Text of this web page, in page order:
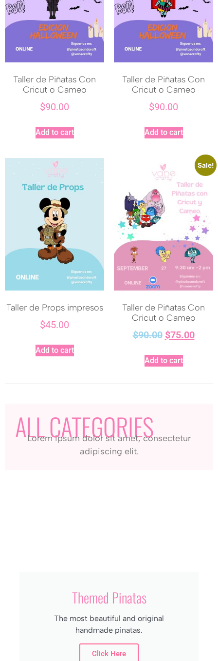
Taller de Piñatas Con
Cricut o Cameo
$90.00
Add to cart
Taller de Piñatas Con
Cricut o Cameo
$90.00
Add to cart
Taller de Props impresos
$45.00
Add to cart
Sale!
Taller de Piñatas Con
Cricut o Cameo
$90.00 $75.00
Add to cart
ALL CATEGORIES
Lorem ipsum dolor sit amet, consectetur
adipiscing elit.
Themed Pinatas
The most beautiful and original
handmade pinatas.
Click Here